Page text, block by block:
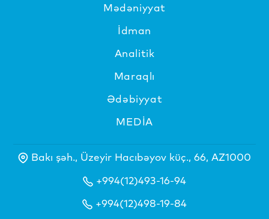
Mədəniyyat
İdman
Analitik
Maraqlı
Ədəbiyyat
MEDİA
Bakı şəh., Üzeyir Hacıbəyov küç., 66, AZ1000
+994(12)493-16-94
+994(12)498-19-84